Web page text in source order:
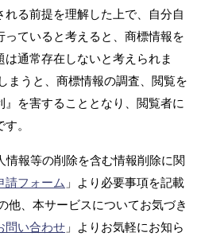
る前提を理解した上で、自分自
ていると考えると、商標情報を
通常存在しないと考えられま
まうと、商標情報の調査、閲覧を
を害することとなり、閲覧者に
。
情報等の削除を含む情報削除に関
請フォーム 」より必要事項を記載
他、本サービスについてお気づき
問い合わせ 」よりお気軽にお知ら